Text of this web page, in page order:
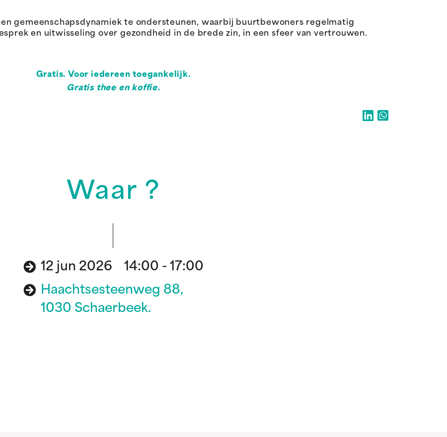
gemeenschapsdynamiek te ondersteunen, waarbij buurtbewoners regelmatig
en uitwisseling over gezondheid in de brede zin, in een sfeer van vertrouwen.
Gratis. Voor iedereen toegankelijk.
Gratis thee en koffie.
Waar ?
12 jun 2026 14:00 - 17:00
Haachtsesteenweg 88,
1030 Schaerbeek.